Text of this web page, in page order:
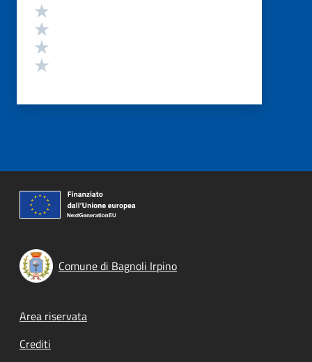
Comune di Bagnoli Irpino
Footer menu
Area riservata
Crediti